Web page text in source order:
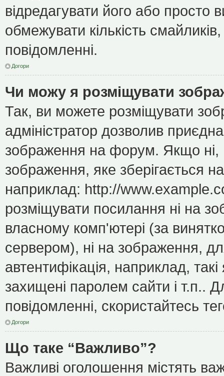
відредагувати його або
обмежувати кількість
повідомленні.
Догори
Чи можу я розміщувати
Так, ви можете розміщувати
адміністратор дозволив
зображення на форум. Якщо ні,
зображення, яке зберігається
наприклад: http://
розміщувати посилання ні на
власному комп'ютері (за
сервером), ні на зображення,
автентифікація, наприклад,
захищені паролем сайти і т.п..
повідомленні, скористайтесь
Догори
Що таке “Важливо”?
Важливі оголошення містять